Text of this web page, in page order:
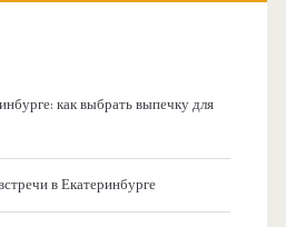
как выбрать выпечку для
в Екатеринбурге